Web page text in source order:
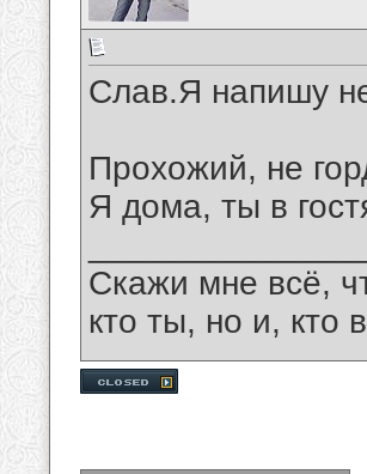
Слав.Я напишу
Прохожий, не
Я дома, ты в
Скажи мне всё,
кто ты, но и, кто